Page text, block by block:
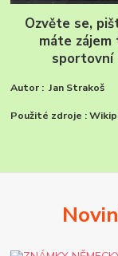
Ozvěte se,
máte
sportovní
Autor : Jan Strakoš
Použité zdroje :